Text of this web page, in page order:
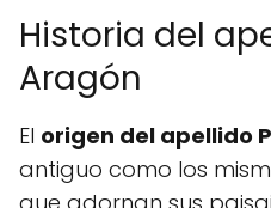
Historia del
Aragón
El origen del apellido
antiguo como los